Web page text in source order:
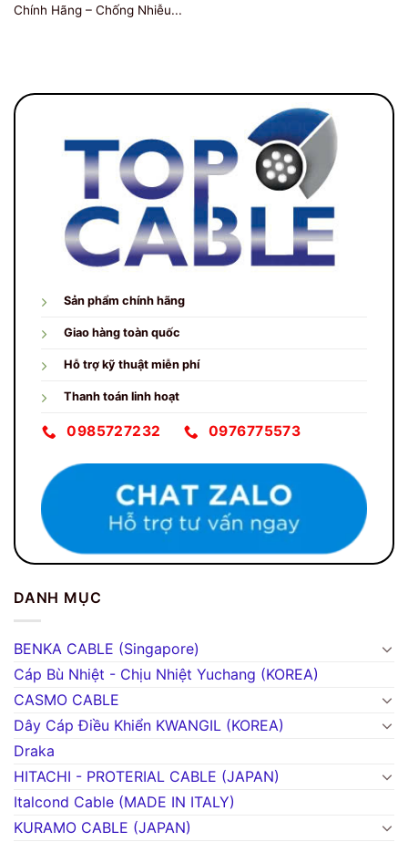
Sản phẩm chính hãng
Giao hàng toàn quốc
Hỗ trợ kỹ thuật miễn phí
Thanh toán linh hoạt
0985727232 0976775573
DANH MỤC
BENKA CABLE (Singapore)
Cáp Bù Nhiệt - Chịu Nhiệt Yuchang (KOREA)
CASMO CABLE
Dây Cáp Điều Khiển KWANGIL (KOREA)
Draka
HITACHI - PROTERIAL CABLE (JAPAN)
Italcond Cable (MADE IN ITALY)
KURAMO CABLE (JAPAN)
Chính Hãng – Chống Nhiễu...